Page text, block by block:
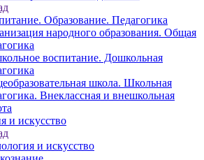
Образование. Педагогика
народного образования. Общая
воспитание. Дошкольная
школа. Школьная
Внеклассная и внешкольная
и искусство
и искусство